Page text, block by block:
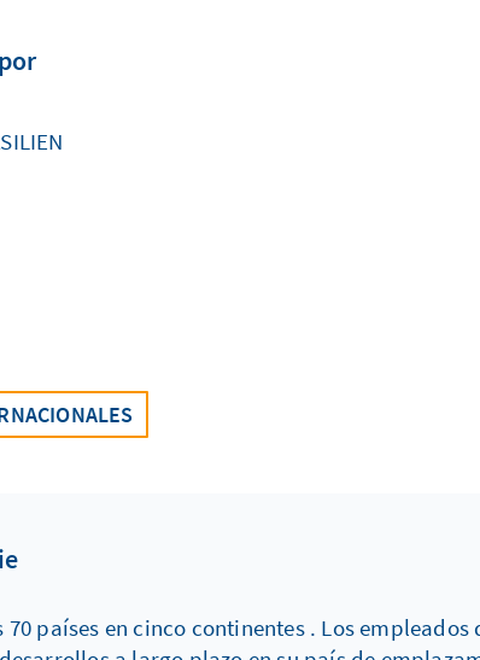
países en cinco continentes . Los empleados